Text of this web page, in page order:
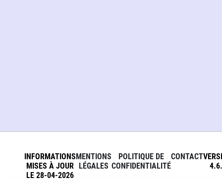
INFORMATIONS
MISES À JOUR
LE 28-04-2026
MENTIONS
LÉGALES
POLITIQUE DE
CONFIDENTIALITÉ
CONTACT